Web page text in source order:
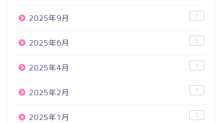
2025年9月 1
2025年6月 1
2025年4月 1
2025年2月 1
2025年1月 1